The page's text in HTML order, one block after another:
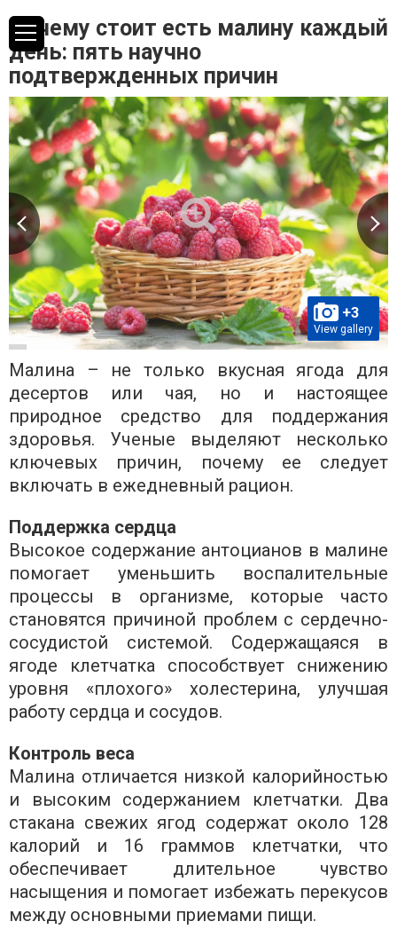
Почему стоит есть малину каждый
день: пять научно
подтвержденных причин
+3
View gallery
Малина – не только вкусная ягода для
десертов или чая, но и настоящее
природное средство для поддержания
здоровья. Ученые выделяют несколько
ключевых причин, почему ее следует
включать в ежедневный рацион.
Поддержка сердца
Высокое содержание антоцианов в малине
помогает уменьшить воспалительные
процессы в организме, которые часто
становятся причиной проблем с сердечно-
сосудистой системой. Содержащаяся в
ягоде клетчатка способствует снижению
уровня «плохого» холестерина, улучшая
работу сердца и сосудов.
Контроль веса
Малина отличается низкой калорийностью
и высоким содержанием клетчатки. Два
стакана свежих ягод содержат около 128
калорий и 16 граммов клетчатки, что
обеспечивает длительное чувство
насыщения и помогает избежать перекусов
между основными приемами пищи.